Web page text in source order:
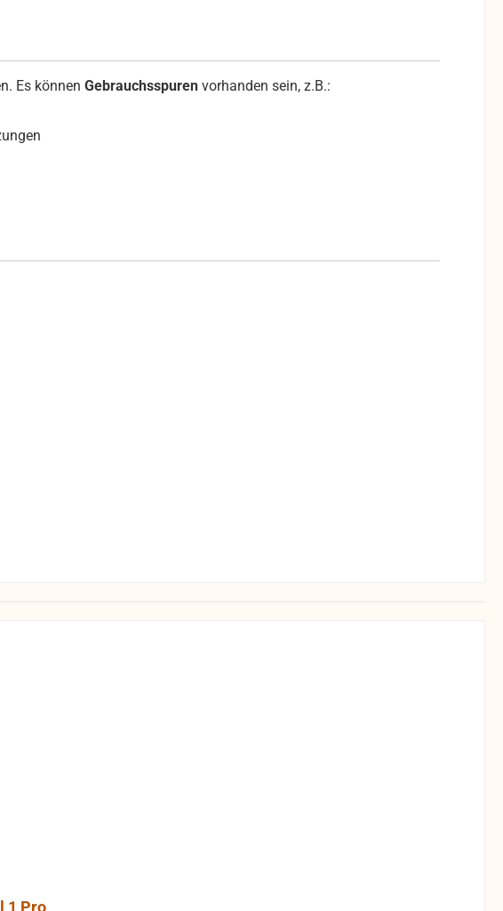
Es können Gebrauchsspuren vorhanden sein, z.B.: